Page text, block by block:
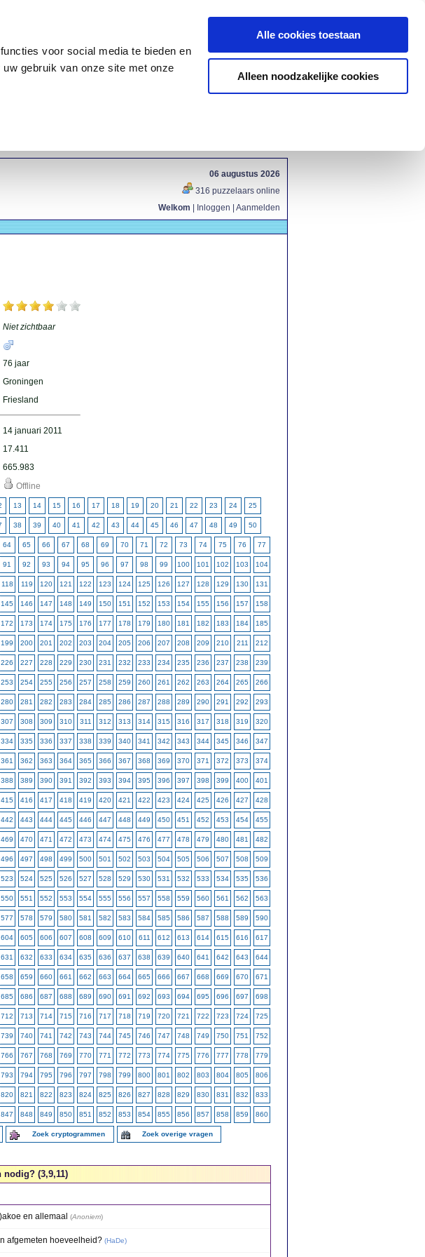
voor social media te bieden en
gebruik van onze site met onze
Alle cookies toestaan
Alleen noodzakelijke cookies
06 augustus 2026
316 puzzelaars online
Welkom
Inloggen Aanmelden
Niet zichtbaar
76 jaar
Groningen
Friesland
14 januari 2011
17.411
665.983
Offline
13 14 15 16 17 18 19 20 21 22 23 24 25
38 39 40 41 42 43 44 45 46 47 48 49 50
64 65 66 67 68 69 70 71 72 73 74 75 76 77
91 92 93 94 95 96 97 98 99 100 101 102 103 104
118 119 120 121 122 123 124 125 126 127 128 129 130 131
145 146 147 148 149 150 151 152 153 154 155 156 157 158
172 173 174 175 176 177 178 179 180 181 182 183 184 185
199 200 201 202 203 204 205 206 207 208 209 210 211 212
226 227 228 229 230 231 232 233 234 235 236 237 238 239
253 254 255 256 257 258 259 260 261 262 263 264 265 266
280 281 282 283 284 285 286 287 288 289 290 291 292 293
307 308 309 310 311 312 313 314 315 316 317 318 319 320
334 335 336 337 338 339 340 341 342 343 344 345 346 347
361 362 363 364 365 366 367 368 369 370 371 372 373 374
388 389 390 391 392 393 394 395 396 397 398 399 400 401
415 416 417 418 419 420 421 422 423 424 425 426 427 428
442 443 444 445 446 447 448 449 450 451 452 453 454 455
469 470 471 472 473 474 475 476 477 478 479 480 481 482
496 497 498 499 500 501 502 503 504 505 506 507 508 509
523 524 525 526 527 528 529 530 531 532 533 534 535 536
550 551 552 553 554 555 556 557 558 559 560 561 562 563
577 578 579 580 581 582 583 584 585 586 587 588 589 590
604 605 606 607 608 609 610 611 612 613 614 615 616 617
631 632 633 634 635 636 637 638 639 640 641 642 643 644
658 659 660 661 662 663 664 665 666 667 668 669 670 671
685 686 687 688 689 690 691 692 693 694 695 696 697 698
712 713 714 715 716 717 718 719 720 721 722 723 724 725
739 740 741 742 743 744 745 746 747 748 749 750 751 752
766 767 768 769 770 771 772 773 774 775 776 777 778 779
793 794 795 796 797 798 799 800 801 802 803 804 805 806
820 821 822 823 824 825 826 827 828 829 830 831 832 833
847 848 849 850 851 852 853 854 855 856 857 858 859 860
Zoek cryptogrammen Zoek overige vragen
(3,9,11)
en allemaal (Anoniem)
afgemeten hoeveelheid? (HaDe)